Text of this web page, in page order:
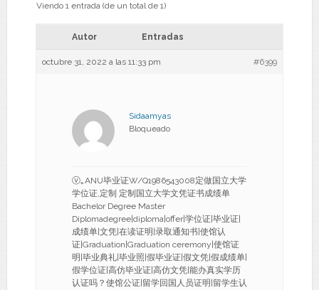
Viendo 1 entrada (de un total de 1)
Autor Entradas
octubre 31, 2022 a las 11:33 pm #6399
Sidaamyas
Bloqueado
ⓥ｡ANU毕业证W/Q1986543008定做国立大学
学位证,定制 定制国立大学文凭证书成绩单
Bachelor Degree Master
Diplomadegree|diploma|offer|学位证|毕业证|
成绩单|文凭|在读证明|录取通知书|使馆认
证|Graduation|Graduation ceremony|使馆证
明|毕业典礼|毕业照|假毕业证|假文凭|假成绩单|
假学位证|高仿毕业证|高仿文凭|能办真实学历
认证吗？使馆公证|留学回国人员证明|留学生认